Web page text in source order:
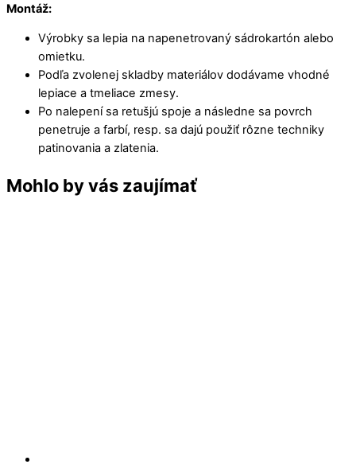
Montáž:
Výrobky sa lepia na napenetrovaný sádrokartón alebo
omietku.
Podľa zvolenej skladby materiálov dodávame vhodné
lepiace a tmeliace zmesy.
Po nalepení sa retušjú spoje a následne sa povrch
penetruje a farbí, resp. sa dajú použiť rôzne techniky
patinovania a zlatenia.
Mohlo by vás zaujímať